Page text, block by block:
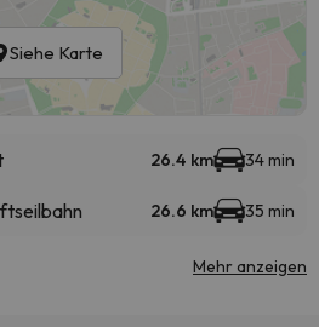
Siehe Karte
26.4 km 34 min
26.6 km 35 min
Mehr anzeigen